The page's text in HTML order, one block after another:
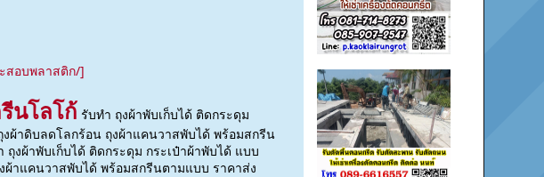
สอบพลาสติก/]
นโลโก้ รับทำ ถุงผ้าพับเก็บได้ ติดกระดุม
ผ้าดิบลดโลกร้อน ถุงผ้าแคนวาสพับได้ พร้อมสกรีน
งผ้าพับเก็บได้ ติดกระดุม กระเป๋าผ้าพับได้ แบบ
าแคนวาสพับได้ พร้อมสกรีนตามแบบ ราคาส่ง